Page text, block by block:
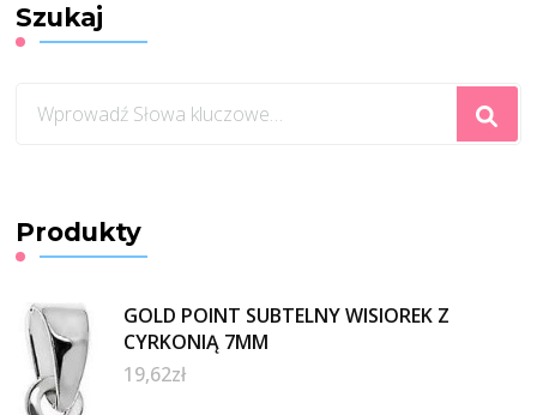
Szukaj
czegoś?
Produkty
GOLD POINT SUBTELNY WISIOREK Z
CYRKONIĄ 7MM
19,62zł